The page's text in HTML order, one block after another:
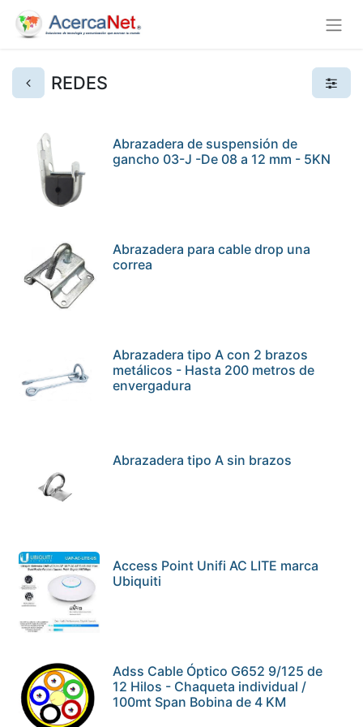
REDES
Abrazadera de suspensión de
gancho 03-J -De 08 a 12 mm - 5KN
Abrazadera para cable drop una
correa
Abrazadera tipo A con 2 brazos
metálicos - Hasta 200 metros de
envergadura
Abrazadera tipo A sin brazos
Access Point Unifi AC LITE marca
Ubiquiti
Adss Cable Óptico G652 9/125 de
12 Hilos - Chaqueta individual /
100mt Span Bobina de 4 KM